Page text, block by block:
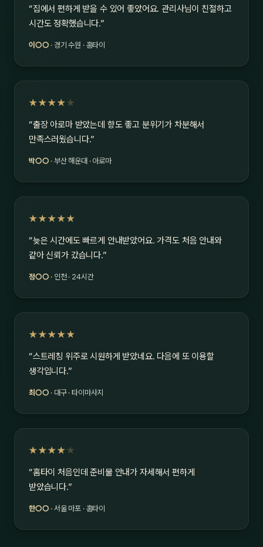
“집에서 편하게 받을 수 있어 좋았어요. 관리사님이 친절하고
시간도 정확했습니다.”
이○○ · 경기 수원 · 홈타이
★★★★ ★
“출장 아로마 받았는데 향도 좋고 분위기가 차분해서
만족스러웠습니다.”
박○○ · 부산 해운대 · 아로마
★★★★★
“늦은 시간에도 빠르게 안내받았어요. 가격도 처음 안내와
같아 신뢰가 갔습니다.”
정○○ · 인천 · 24시간
★★★★★
“스트레칭 위주로 시원하게 받았네요. 다음에 또 이용할
생각입니다.”
최○○ · 대구 · 타이마사지
★★★★ ★
“홈타이 처음인데 준비물 안내가 자세해서 편하게
받았습니다.”
한○○ · 서울 마포 · 홈타이